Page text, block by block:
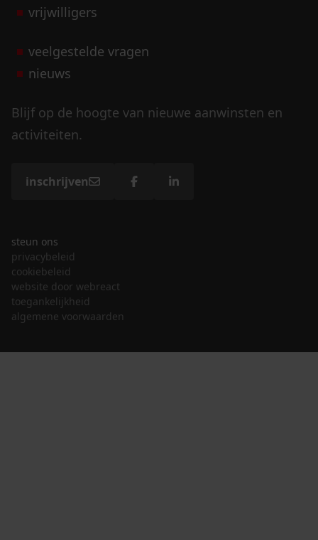
vrijwilligers
veelgestelde vragen
nieuws
Blijf op de hoogte van nieuwe aanwinsten en
activiteiten.
inschrijven
steun ons
privacybeleid
cookiebeleid
website door webreact
toegankelijkheid
algemene voorwaarden